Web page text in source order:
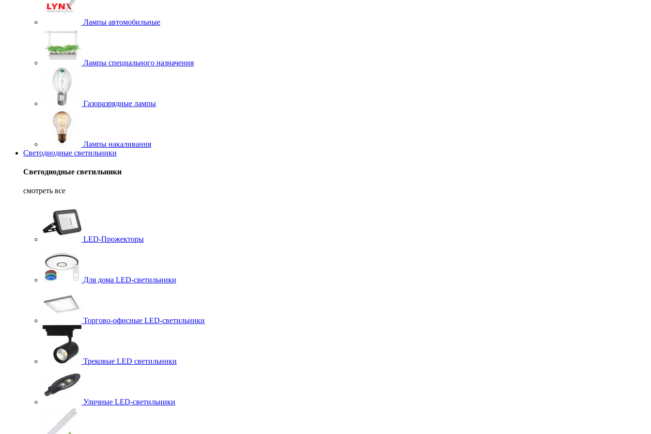
Лампы автомобильные
Лампы специального назначения
Газоразрядные лампы
Лампы накаливания
Светодиодные светильники
Светодиодные светильники
смотреть все
LED-Прожекторы
Для дома LED-светильники
Торгово-офисные LED-светильники
Трековые LED светильники
Уличные LED-светильники